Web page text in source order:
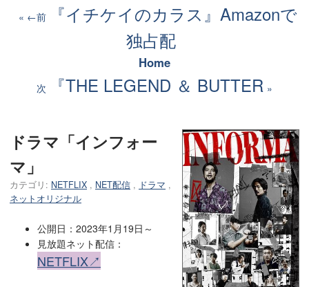
←前
『イチケイのカラス』Amazonで
独占配
Home
次 『THE LEGEND ＆ BUTTER
ドラマ「インフォー
マ」
カテゴリ: NETFLIX , NET配信 , ドラマ ,
ネットオリジナル
公開日：2023年1月19日～
見放題ネット配信：
NETFLIX↗